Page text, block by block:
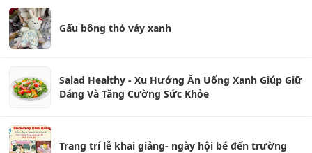
Gấu bông thỏ váy xanh
Salad Healthy - Xu Hướng Ăn Uống Xanh Giúp Giữ
Dáng Và Tăng Cường Sức Khỏe
Trang trí lễ khai giảng- ngày hội bé đến trường